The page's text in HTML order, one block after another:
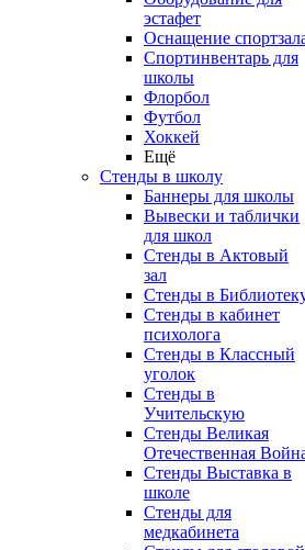
эстафет
Оснащение
Спортинвентарь для
школы
Флорбол
Футбол
Хоккей
Ещё
Стенды в школу
Баннеры для школы
Вывески и таблички
для школ
Стенды в Актовый
зал
Стенды в
Стенды в кабинет
психолога
Стенды в Классный
уголок
Стенды в
Учительскую
Стенды Великая
Отечественная
Стенды Выставка в
школе
Стенды для
медкабинета